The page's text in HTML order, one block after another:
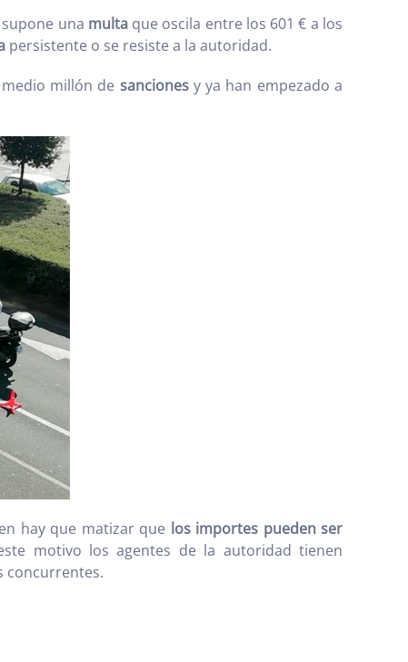
una multaque oscila entre los 601 € a los
persistente o se resiste a la autoridad.
millón de sancionesy ya han empezado a
hay que matizar que los importes pueden ser
motivo los agentes de la autoridad tienen
concurrentes.